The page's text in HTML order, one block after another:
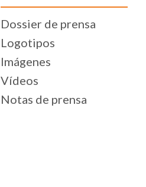
Dossier de prensa
Logotipos
Imágenes
Vídeos
Notas de prensa